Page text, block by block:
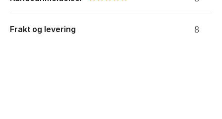
Frakt og levering